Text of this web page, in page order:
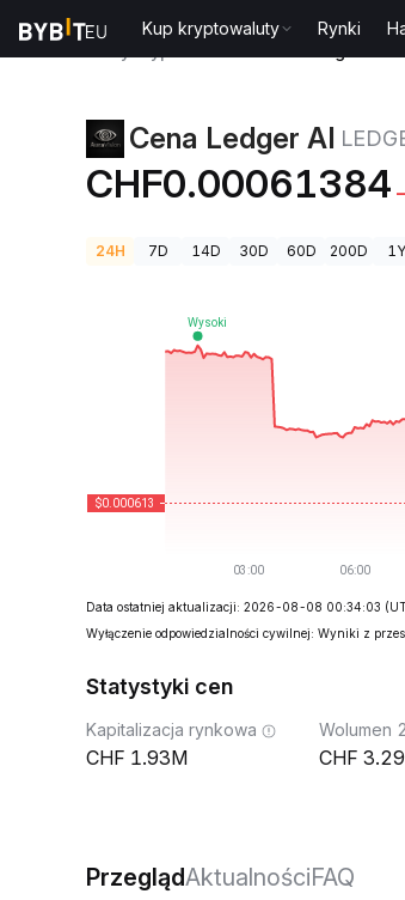
Kup kryptowaluty Rynki
Cena Ledger AI
CHF0.00061384
24H 7D 14D 30D 60D 200D 1Y
Data ostatniej aktualizacji: 2026-08-08 00:34:03
Wyłączenie odpowiedzialności cywilnej: Wyniki z
Statystyki cen
Kapitalizacja rynkowa
1.93M
Wolumen
PrzeglądAktualnościFAQ